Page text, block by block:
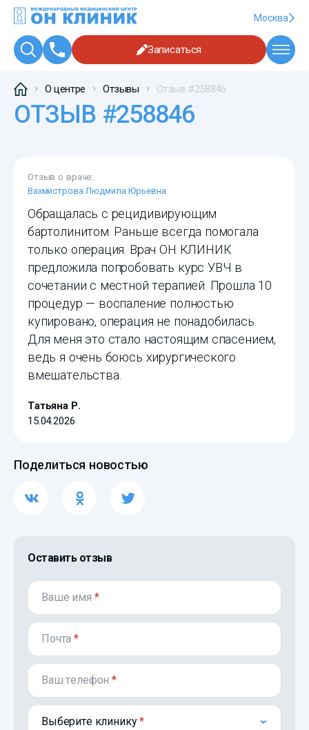
Москва
Записаться
О центре Отзывы Отзыв #258846
ОТЗЫВ #258846
Отзыв о враче:
Вахмистрова Людмила Юрьевна
Обращалась с рецидивирующим
бартолинитом. Раньше всегда помогала
только операция. Врач ОН КЛИНИК
предложила попробовать курс УВЧ в
сочетании с местной терапией. Прошла 10
процедур — воспаление полностью
купировано, операция не понадобилась.
Для меня это стало настоящим спасением,
ведь я очень боюсь хирургического
вмешательства.
Татьяна Р.
15.04.2026
Поделиться новостью
Оставить отзыв
Ваше имя *
Почта*
Ваш телефон*
Выберите клинику